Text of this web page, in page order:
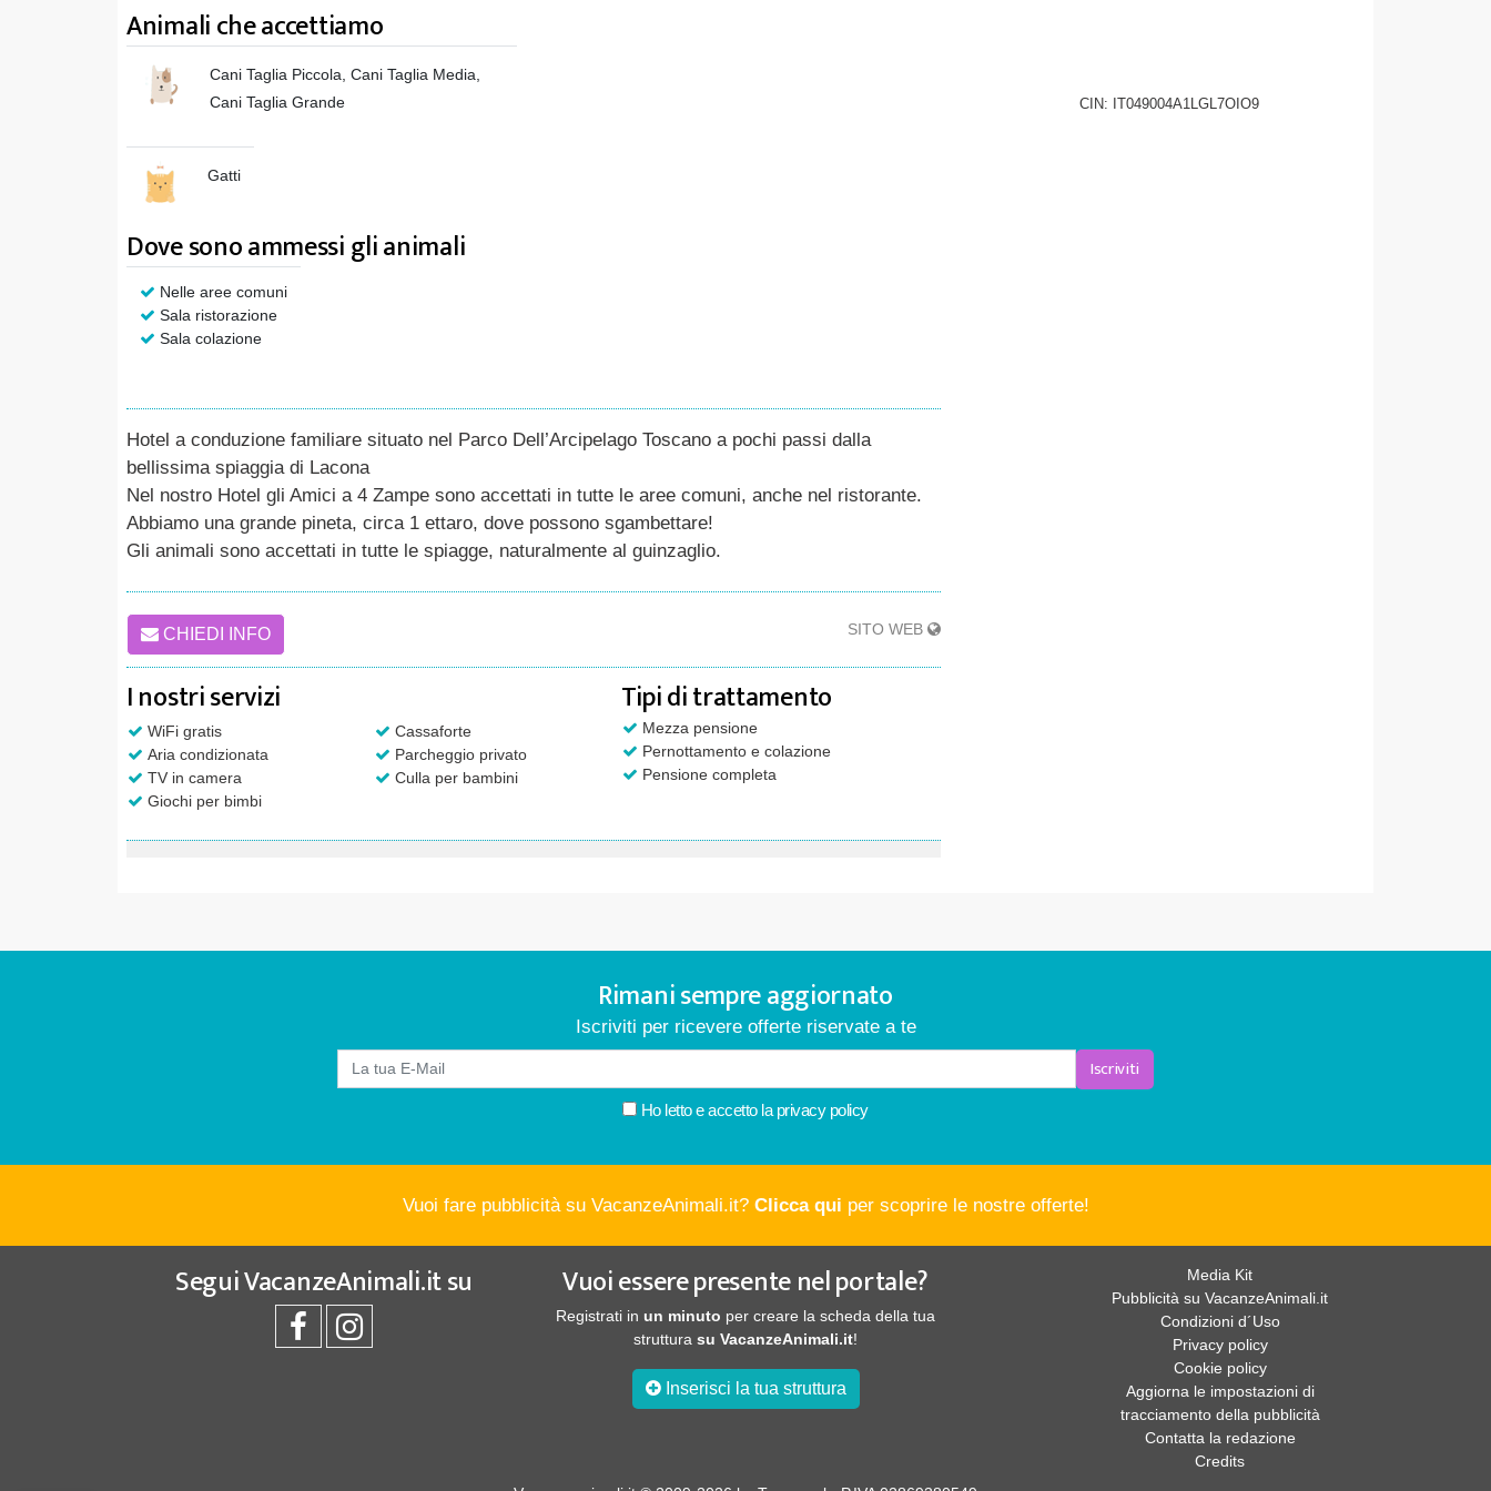
Animali che accettiamo
Cani Taglia Piccola, Cani Taglia Media,
Cani Taglia Grande
Gatti
Dove sono ammessi gli animali
Nelle aree comuni
Sala ristorazione
Sala colazione
Hotel a conduzione familiare situato nel Parco Dell’Arcipelago Toscano a pochi passi dalla
bellissima spiaggia di Lacona
Nel nostro Hotel gli Amici a 4 Zampe sono accettati in tutte le aree comuni, anche nel ristorante.
Abbiamo una grande pineta, circa 1 ettaro, dove possono sgambettare!
Gli animali sono accettati in tutte le spiagge, naturalmente al guinzaglio.
CHIEDI INFO SITO WEB
I nostri servizi
WiFi gratis
Cassaforte
Aria condizionata
Parcheggio privato
TV in camera
Culla per bambini
Giochi per bimbi
Tipi di trattamento
Mezza pensione
Pernottamento e colazione
Pensione completa
CIN: IT049004A1LGL7OIO9
Rimani sempre aggiornato
Iscriviti per ricevere offerte riservate a te
Iscriviti
Ho letto e accetto la privacy policy
Vuoi fare pubblicità su VacanzeAnimali.it? Clicca qui per scoprire le nostre offerte!
SeguiVacanzeAnimali.itsu Vuoi essere presente nel portale?
Registrati in un minuto per creare la scheda della tua
struttura su VacanzeAnimali.it!
Inserisci la tua struttura
Media Kit
Pubblicità su VacanzeAnimali.it
Condizioni d´Uso
Privacy policy
Cookie policy
Aggiorna le impostazioni di
tracciamento della pubblicità
Contatta la redazione
Credits